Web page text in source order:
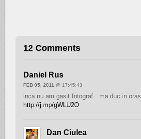
12 Comments
Daniel Rus
FEB 05, 2011 @ 17:45:43
inca nu am gasit fotograf…ma duc in oras
http://j.mp/gWLU2O
Dan Ciulea